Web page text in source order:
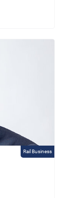
Rail Business